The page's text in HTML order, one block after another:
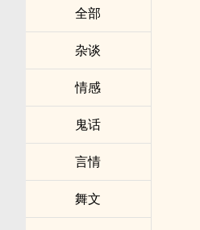
全部
杂谈
情感
鬼话
言情
舞文